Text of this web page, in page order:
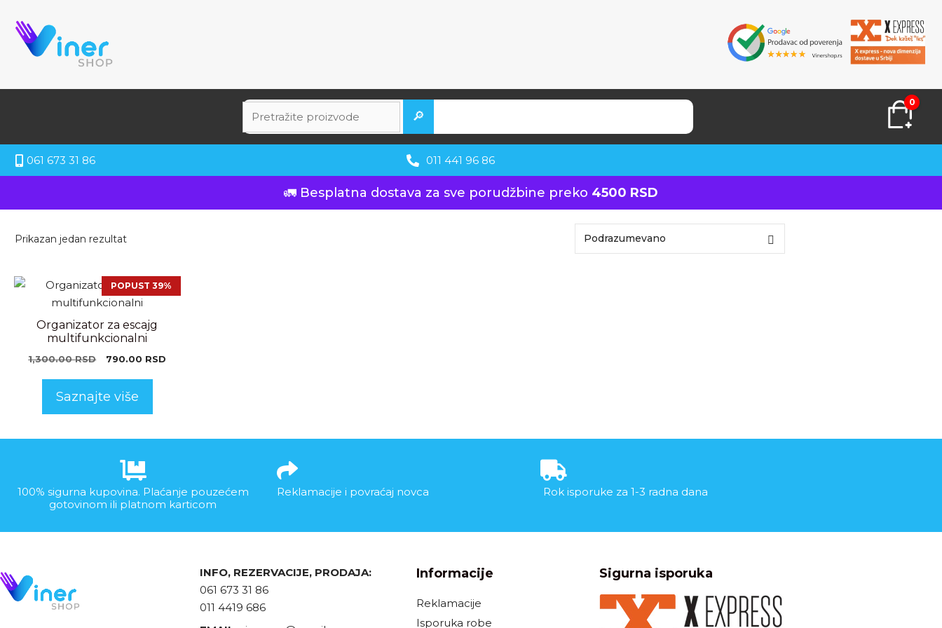
🔎
0
061 673 31 86 011 441 96 86
🚛 Besplatna dostava za sve porudžbine preko 4500 RSD
Prikazan jedan rezultat
POPUST 39%
Organizator za escajg
multifunkcionalni
1,300.00RSD 790.00 RSD
Saznajte više
100% sigurna kupovina. Plaćanje pouzećem
gotovinom ili platnom karticom
Reklamacije i povraćaj novca Rok isporuke za 1-3 radna dana
INFO, REZERVACIJE, PRODAJA:
061 673 31 86
011 4419 686
Informacije
Reklamacije
Isporuka robe
Sigurna isporuka